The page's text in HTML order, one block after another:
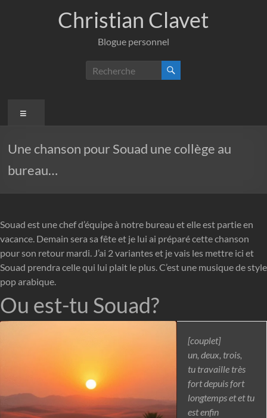
Christian Clavet
Blogue personnel
Une chanson pour Souad une collège au
bureau…
Souad est une chef d’équipe à notre bureau et elle est partie en
vacance. Demain sera sa fête et je lui ai préparé cette chanson
pour son retour mardi. J’ai 2 variantes et je vais les mettre ici et
Souad prendra celle qui lui plait le plus. C’est une musique de style
pop arabique.
Ou est-tu Souad?
[couplet]
un, deux, trois,
tu travaille très
fort depuis fort
longtemps et et tu
est enfin